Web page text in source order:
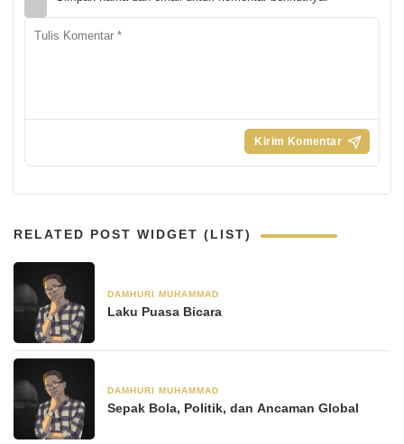
RELATED POST WIDGET (LIST)
DAMHURI MUHAMMAD
Laku Puasa Bicara
DAMHURI MUHAMMAD
Sepak Bola, Politik, dan Ancaman Global